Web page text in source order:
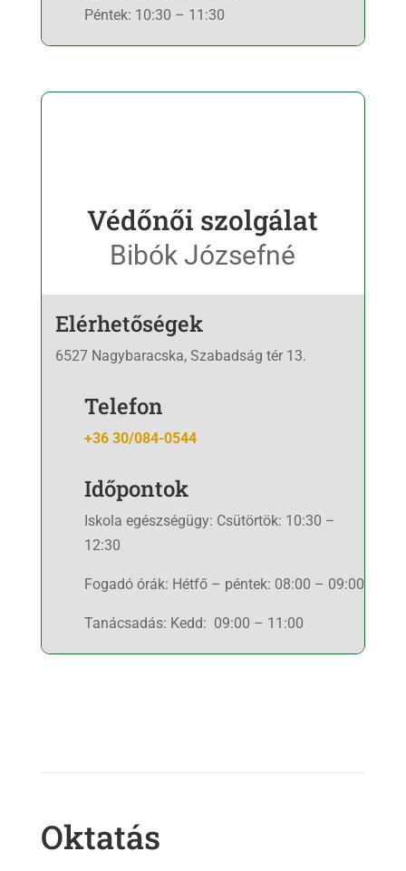
Péntek: 10:30 – 11:30
Védőnői szolgálat
Bibók Józsefné
Elérhetőségek
6527 Nagybaracska, Szabadság tér 13.
Telefon
+36 30/084-0544
Időpontok
Iskola egészségügy: Csütörtök: 10:30 –
12:30
Fogadó órák: Hétfő – péntek: 08:00 – 09:00
Tanácsadás: Kedd: 09:00 – 11:00
Oktatás